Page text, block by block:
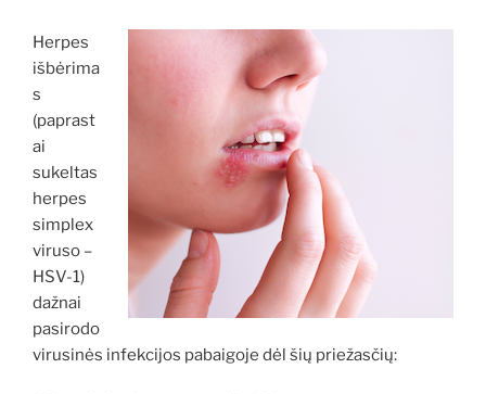
Herpes
išbėrima
s
(paprast
ai
sukeltas
herpes
simplex
viruso –
HSV-1)
dažnai
pasirodo
virusinės infekcijos pabaigoje dėl šių priežasčių: